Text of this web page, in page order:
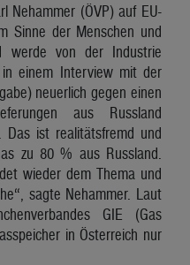
Nehammer (ÖVP) auf EU-
Sinne der Menschen und
werde von der Industrie
einem Interview mit der
neuerlich gegen einen
aus Russland
Das ist realitätsfremd und
zu 80 % aus Russland.
wieder dem Thema und
sagte Nehammer. Laut
GIE (Gas
in Österreich nur